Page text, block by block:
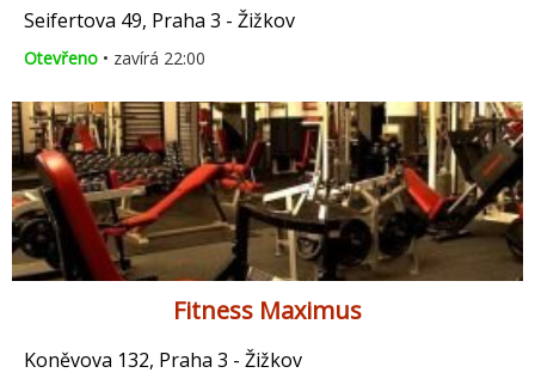
Seifertova 49, Praha 3 - Žižkov
Otevřeno • zavírá 22:00
Fitness Maximus
Koněvova 132, Praha 3 - Žižkov